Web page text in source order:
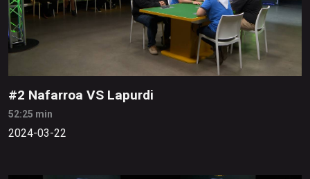
#2 Nafarroa VS Lapurdi
52:25 min
2024-03-22